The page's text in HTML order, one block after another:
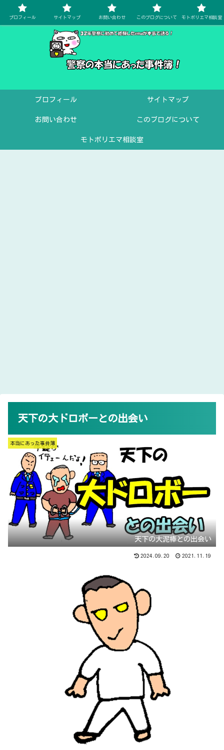
プロフィール サイトマップ
お問い合わせ このブログについて
モトポリエマ相談室
天下の大ドロボーとの出会い
本当にあった事件簿
天下の大泥棒との出会い
2024.09.20 2021.11.19
プロフィール サイトマップ お問い合わせ このブログについて モトポリエマ相談室